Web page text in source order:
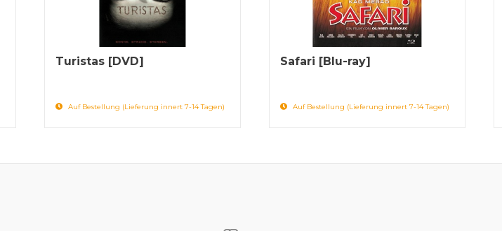
Turistas [DVD]
Auf Bestellung (Lieferung innert 7-14 Tagen)
Safari [Blu-ray]
Auf Bestellung (Lieferung innert 7-14 Tagen)